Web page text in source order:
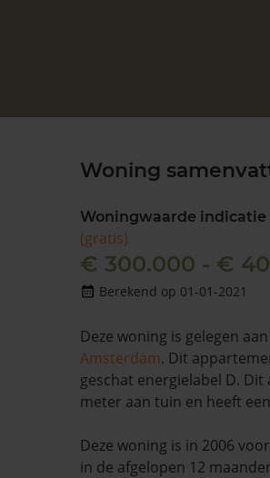
Woning
Woningwaarde indicatie
(gratis)
€ 300.000 - €
Berekend op 01-01-2021
Deze woning is gelegen
Amsterdam. Dit
geschat energielabel D.
meter aan tuin en heeft
Deze woning is in 2006
in de afgelopen 12